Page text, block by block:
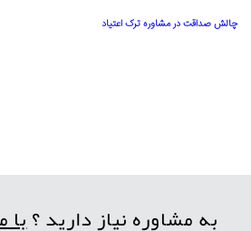
چالش صداقت در مشاوره ترک اعتیاد
به مشاوره نیاز دارید ؟با